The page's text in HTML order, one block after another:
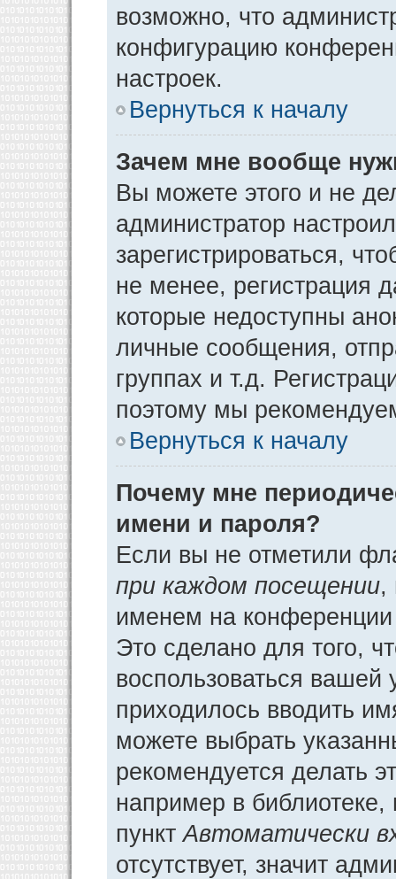
возможно, что
конфигурацию
настроек.
Вернуться к началу
Зачем мне вообще
Вы можете этого и не
администратор
зарегистрироваться,
не менее, регистрация
которые недоступны
личные сообщения,
группах и т.д.
поэтому мы
Вернуться к началу
Почему мне
имени и пароля?
Если вы не отметили
при каждом посещении,
именем на конференции
Это сделано для того,
воспользоваться
приходилось вводить
можете выбрать
рекомендуется делать
например в библиотеке,
пунктАвтоматически
отсутствует, значит